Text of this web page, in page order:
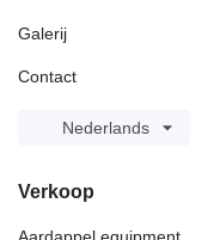
Galerij
Contact
Nederlands
Verkoop